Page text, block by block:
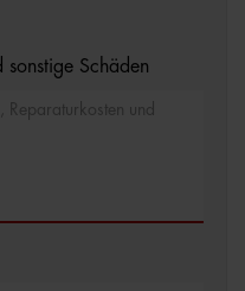
sonstige Schäden